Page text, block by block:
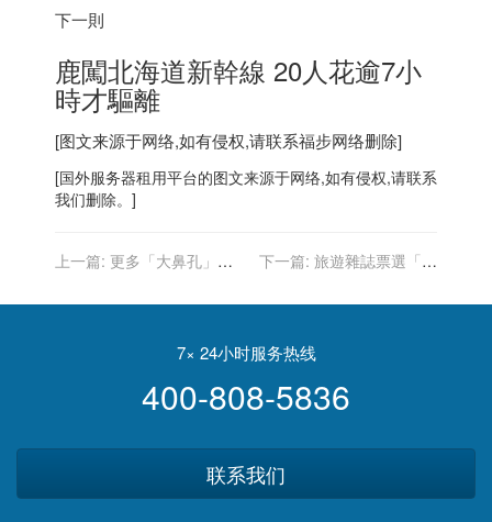
下一則
鹿闖北海道新幹線 20人花逾7小
時才驅離
[图文来源于网络,如有侵权,请联系福步网络删除]
[国外服务器租用平台的图文来源于网络,如有侵权,请联系
我们删除。]
上一篇: 更多「大鼻孔」車
但不會全部
下一篇: 旅遊雜誌票選「亞
方獲獎
7× 24小时服务热线
400-808-5836
联系我们